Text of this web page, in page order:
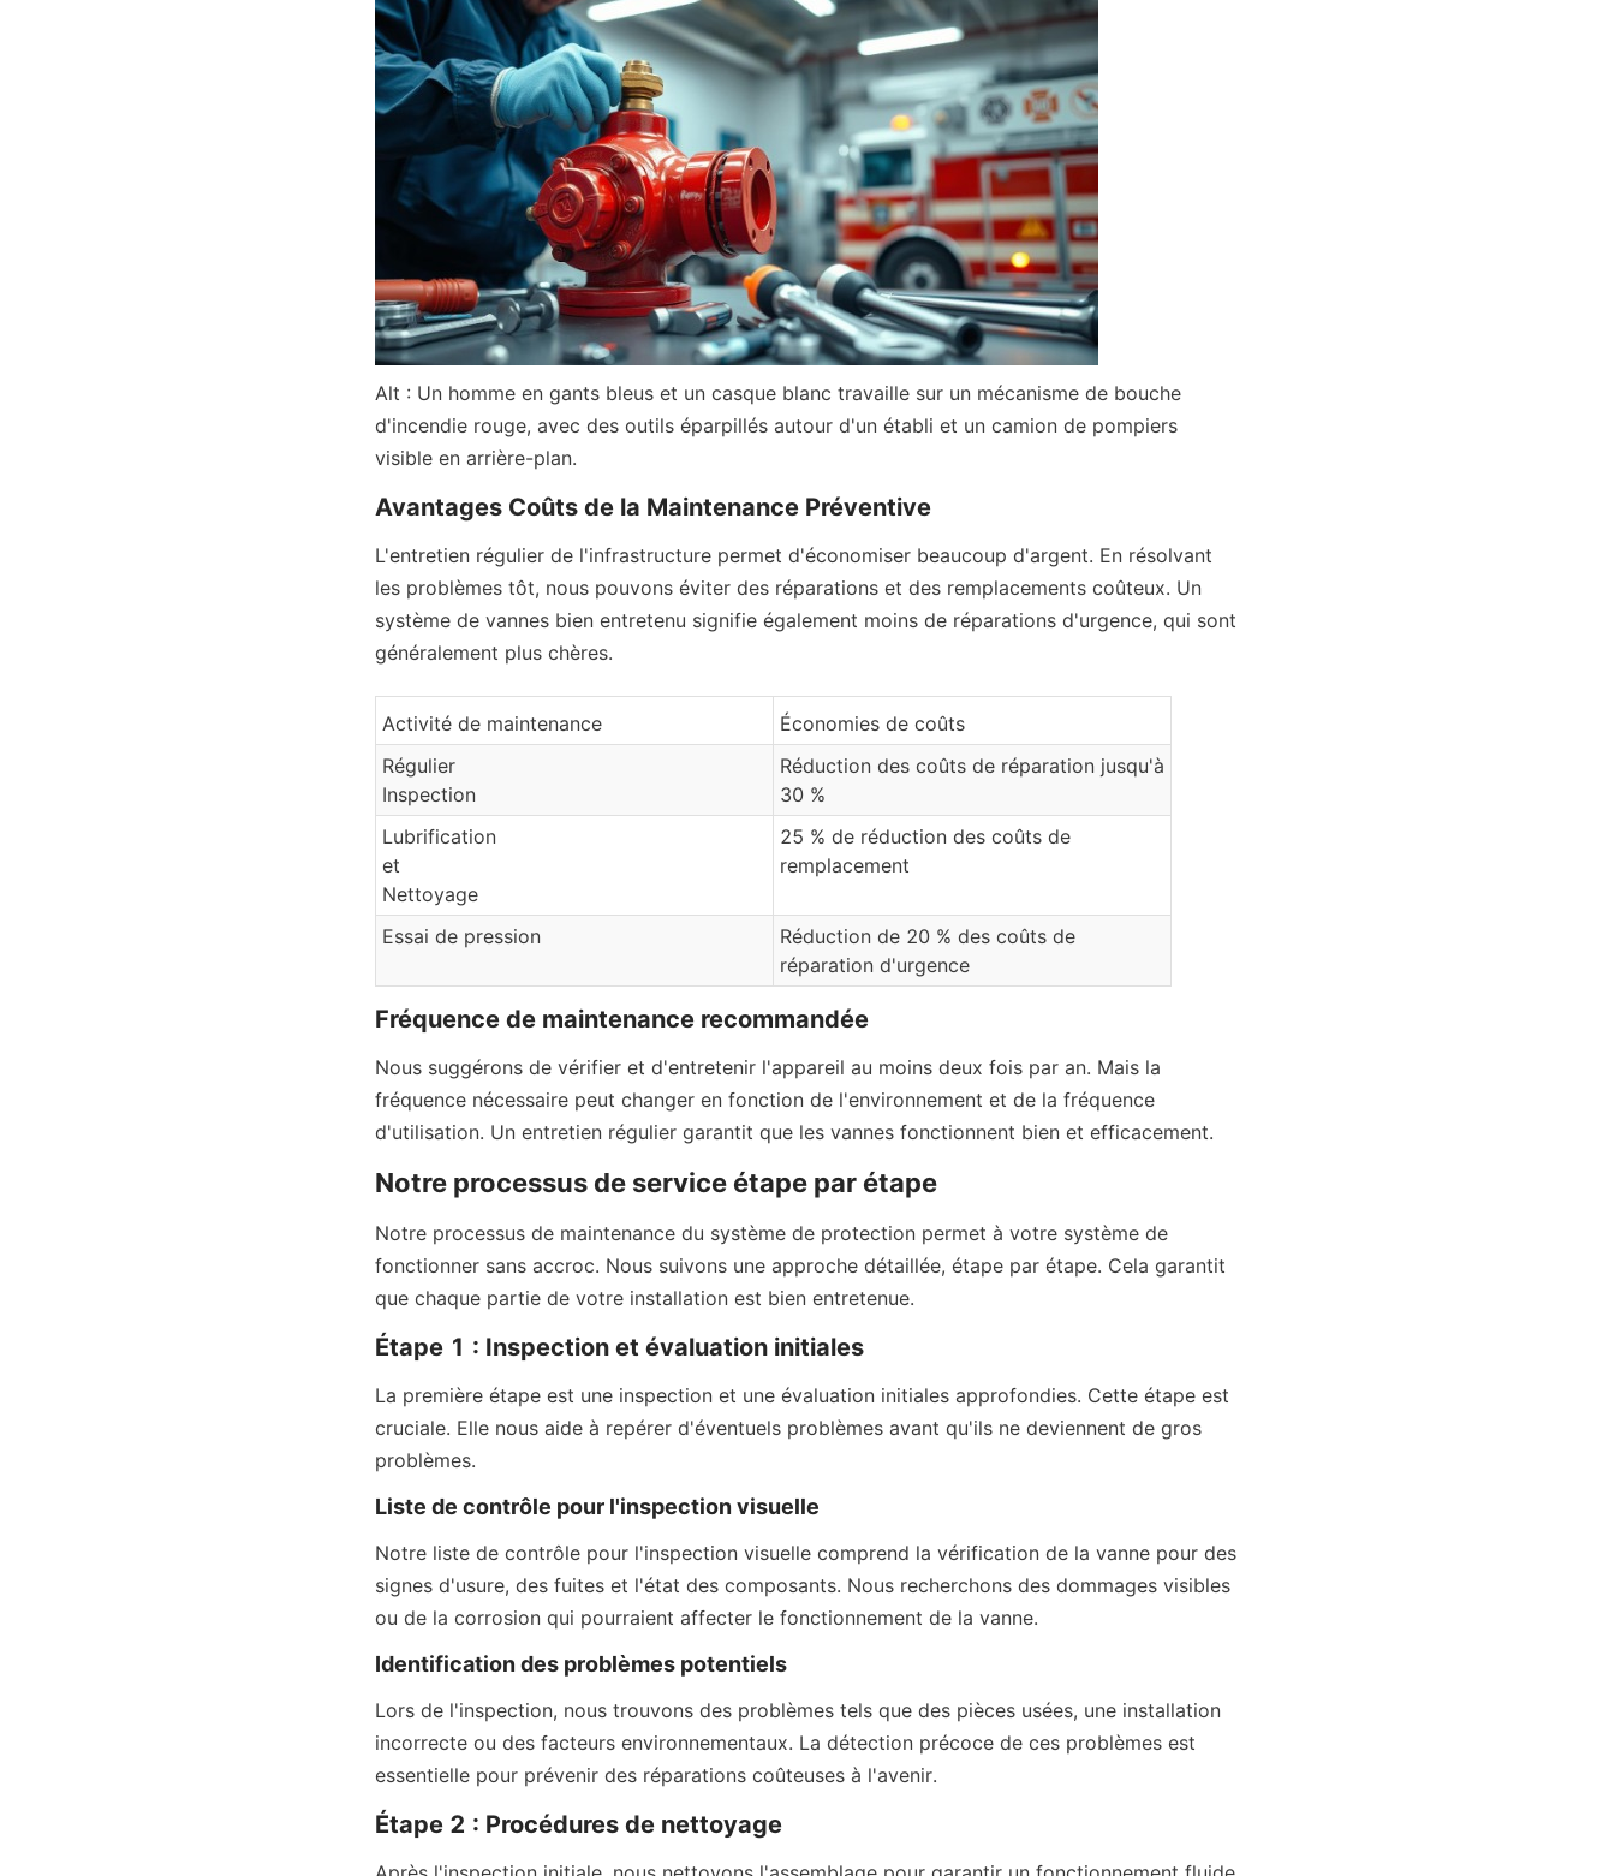
Alt : Un homme en gants bleus et un casque blanc travaille sur un mécanisme de bouche
d'incendie rouge, avec des outils éparpillés autour d'un établi et un camion de pompiers
visible en arrière-plan.
Avantages Coûts de la Maintenance Préventive
L'entretien régulier de l'infrastructure permet d'économiser beaucoup d'argent. En résolvant
les problèmes tôt, nous pouvons éviter des réparations et des remplacements coûteux. Un
système de vannes bien entretenu signifie également moins de réparations d'urgence, qui sont
généralement plus chères.
Activité de maintenance
Économies de coûts
Régulier
Inspection
Réduction des coûts de réparation jusqu'à
30 %
Lubrification
et
Nettoyage
25 % de réduction des coûts de
remplacement
Essai de pression
Réduction de 20 % des coûts de
réparation d'urgence
Fréquence de maintenance recommandée
Nous suggérons de vérifier et d'entretenir l'appareil au moins deux fois par an. Mais la
fréquence nécessaire peut changer en fonction de l'environnement et de la fréquence
d'utilisation. Un entretien régulier garantit que les vannes fonctionnent bien et efficacement.
Notre processus de service étape par étape
Notre processus de maintenance du système de protection permet à votre système de
fonctionner sans accroc. Nous suivons une approche détaillée, étape par étape. Cela garantit
que chaque partie de votre installation est bien entretenue.
Étape 1 : Inspection et évaluation initiales
La première étape est une inspection et une évaluation initiales approfondies. Cette étape est
cruciale. Elle nous aide à repérer d'éventuels problèmes avant qu'ils ne deviennent de gros
problèmes.
Liste de contrôle pour l'inspection visuelle
Notre liste de contrôle pour l'inspection visuelle comprend la vérification de la vanne pour des
signes d'usure, des fuites et l'état des composants. Nous recherchons des dommages visibles
ou de la corrosion qui pourraient affecter le fonctionnement de la vanne.
Identification des problèmes potentiels
Lors de l'inspection, nous trouvons des problèmes tels que des pièces usées, une installation
incorrecte ou des facteurs environnementaux. La détection précoce de ces problèmes est
essentielle pour prévenir des réparations coûteuses à l'avenir.
Étape 2 : Procédures de nettoyage